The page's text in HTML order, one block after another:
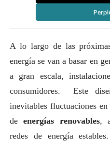
A lo largo de las
energía se van a basar en
a gran escala,
consumidores. Este
inevitables fluctuaciones
de energías renovables,
redes de energía